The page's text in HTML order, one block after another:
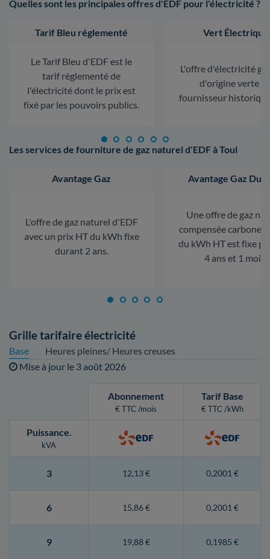
Quelles sont les principales offres d'EDF pour l'électricité ?
Tarif Bleu réglementé
Le Tarif Bleu d'EDF est le
tarif réglementé de
l'électricité dont le prix est
fixé par les pouvoirs publics.
Vert Électrique
L'offre d'électricité
d'origine verte
fournisseur
Les services de fourniture de gaz naturel d'EDF à Toul
Avantage Gaz
L'offre de gaz naturel d'EDF
avec un prix HT du kWh fixe
durant 2 ans.
Avantage Gaz
Une offre de gaz
compensée carbone.
du kWh HT est fixe
4 ans et 1 mois.
Grille tarifaire électricité
Base
Heures pleines/ Heures creuses
Mise à jour le 3 août 2026
Abonnement
€ TTC /mois
Tarif Base
€ TTC /kWh
Puissance.
kVA
3 12,13 € 0,2001 €
6 15,86 € 0,2001 €
9 19,88 € 0,1985 €